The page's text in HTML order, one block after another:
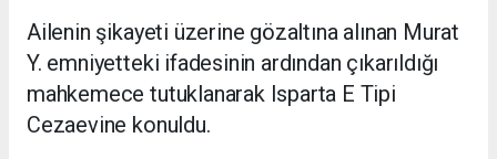
Ailenin şikayeti üzerine gözaltına alınan Murat
Y. emniyetteki ifadesinin ardından çıkarıldığı
mahkemece tutuklanarak Isparta E Tipi
Cezaevine konuldu.